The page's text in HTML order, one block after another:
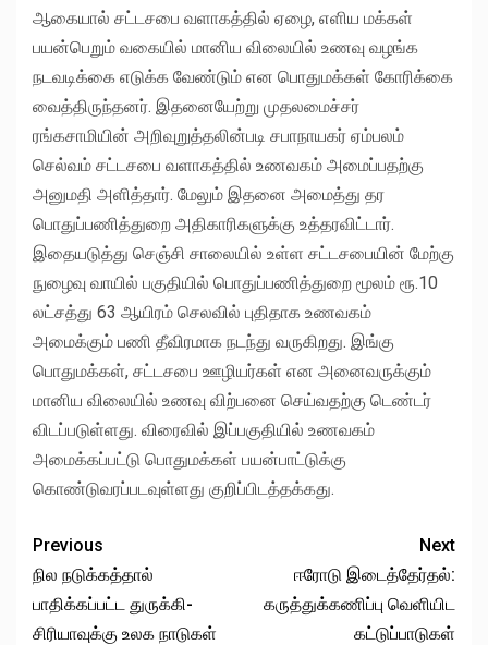
ஆகையால் சட்டசபை வளாகத்தில் ஏழை, எளிய மக்கள்
பயன்பெறும் வகையில் மானிய விலையில் உணவு வழங்க
நடவடிக்கை எடுக்க வேண்டும் என பொதுமக்கள் கோரிக்கை
வைத்திருந்தனர். இதனையேற்று முதலமைச்சர்
ரங்கசாமியின் அறிவுறுத்தலின்படி சபாநாயகர் ஏம்பலம்
செல்வம் சட்டசபை வளாகத்தில் உணவகம் அமைப்பதற்கு
அனுமதி அளித்தார். மேலும் இதனை அமைத்து தர
பொதுப்பணித்துறை அதிகாரிகளுக்கு உத்தரவிட்டார்.
இதையடுத்து செஞ்சி சாலையில் உள்ள சட்டசபையின் மேற்கு
நுழைவு வாயில் பகுதியில் பொதுப்பணித்துறை மூலம் ரூ.10
லட்சத்து 63 ஆயிரம் செலவில் புதிதாக உணவகம்
அமைக்கும் பணி தீவிரமாக நடந்து வருகிறது. இங்கு
பொதுமக்கள், சட்டசபை ஊழியர்கள் என அனைவருக்கும்
மானிய விலையில் உணவு விற்பனை செய்வதற்கு டெண்டர்
விடப்படுள்ளது. விரைவில் இப்பகுதியில் உணவகம்
அமைக்கப்பட்டு பொதுமக்கள் பயன்பாட்டுக்கு
கொண்டுவரப்படவுள்ளது குறிப்பிடத்தக்கது.
Previous
நில நடுக்கத்தால்
பாதிக்கப்பட்ட துருக்கி-
சிரியாவுக்கு உலக நாடுகள்
Next
ஈரோடு இடைத்தேர்தல்:
கருத்துக்கணிப்பு வெளியிட
கட்டுப்பாடுகள்